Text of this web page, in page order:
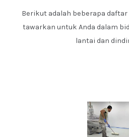
Berikut adalah beberapa
tawarkan untuk Anda dalam
lantai dan